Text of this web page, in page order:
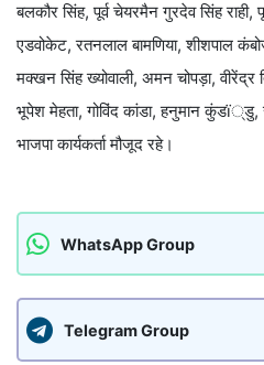
बलकौर सिंह, पूर्व चेयरमैन गुरदेव सिंह राही,
एडवोकेट, रतनलाल बामणिया, शीशपाल
मक्खन सिंह ख्योवाली, अमन चोपड़ा, वीरेंद्र
भूपेश मेहता, गोविंद कांडा, हनुमान कुंडï्डु,
भाजपा कार्यकर्ता मौजूद रहे।
WhatsApp Group
Telegram Group